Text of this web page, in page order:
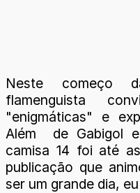
Neste começo
flamenguista
"enigmáticas" e
Além de Gabigol
camisa 14 foi até
publicação que
ser um grande dia,